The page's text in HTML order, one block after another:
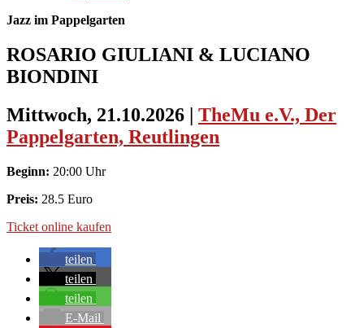
Jazz im Pappelgarten
ROSARIO GIULIANI & LUCIANO
BIONDINI
Mittwoch, 21.10.2026 | TheMu e.V., Der
Pappelgarten, Reutlingen
Beginn: 20:00 Uhr
Preis: 28.5 Euro
Ticket online kaufen
teilen
teilen
teilen
E-Mail